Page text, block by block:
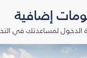
إضافية
لمساعدتك في